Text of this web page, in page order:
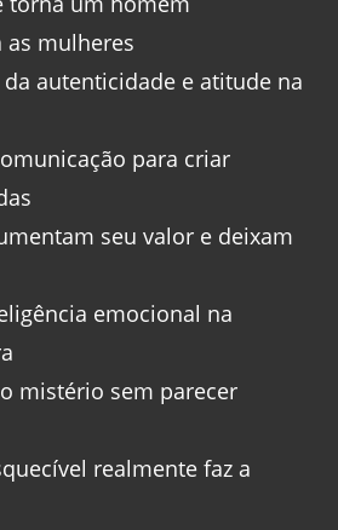
as mulheres
autenticidade e atitude na
para criar
seu valor e deixam
emocional na
mistério sem parecer
realmente faz a